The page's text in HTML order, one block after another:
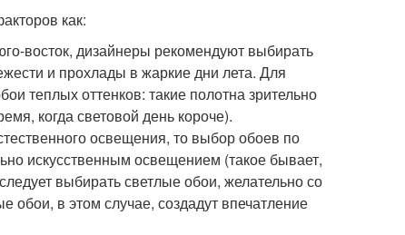
как:
восток, дизайнеры рекомендуют выбирать
и прохлады в жаркие дни лета. Для
теплых оттенков: такие полотна зрительно
когда световой день короче).
освещения, то выбор обоев по
искусственным освещением (такое бывает,
выбирать светлые обои, желательно со
в этом случае, создадут впечатление